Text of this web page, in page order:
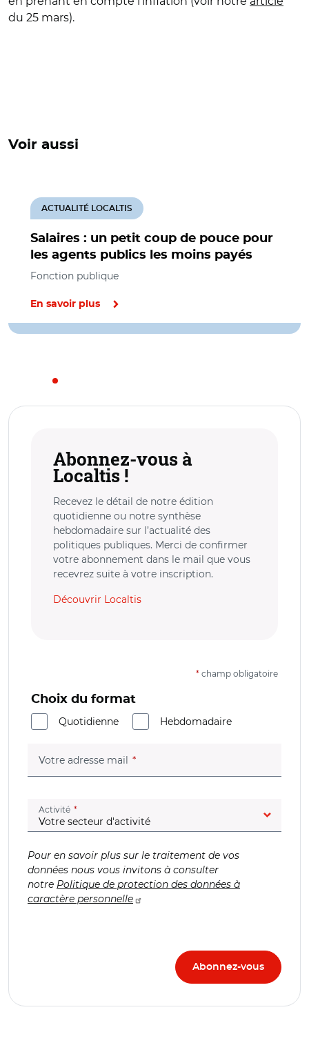
du 25 mars).
Voir aussi
Salaires : un petit coup de pouce pour
les agents publics les moins payés
ACTUALITÉ LOCALTIS
Fonction publique
En savoir plus
Abonnez-vous à
Localtis !
Recevez le détail de notre édition
quotidienne ou notre synthèse
hebdomadaire sur l’actualité des
politiques publiques. Merci de confirmer
votre abonnement dans le mail que vous
recevrez suite à votre inscription.
Découvrir Localtis
* champ obligatoire
Choix du format
Quotidienne
Hebdomadaire
Votre adresse mail (champ obligatoire)
Activité (champ obligatoire)
Pour en savoir plus sur le traitement de vos
données nous vous invitons à consulter
notre Politique de protection des données à
caractère personnelle